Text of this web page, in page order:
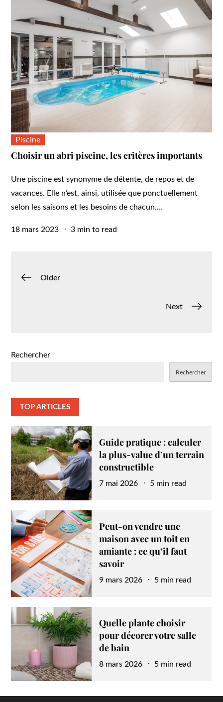
Piscine
Choisir un abri piscine, les critères importants
Une piscine est synonyme de détente, de repos et de
vacances. Elle n’est, ainsi, utilisée que ponctuellement
selon les saisons et les besoins de chacun.…
Posted
18 mars 2023 3 min to read
Navigation
Older
Next
Rechercher
Rechercher
TOP ARTICLES
Guide pratique : calculer
la plus-value d’un terrain
constructible
Posted
7 mai 2026 5 min read
Peut-on vendre une
maison avec un toit en
amiante : ce qu’il faut
savoir
Posted
9 mars 2026 5 min read
Quelle plante choisir
pour décorer votre salle
de bain
Posted
8 mars 2026 5 min read